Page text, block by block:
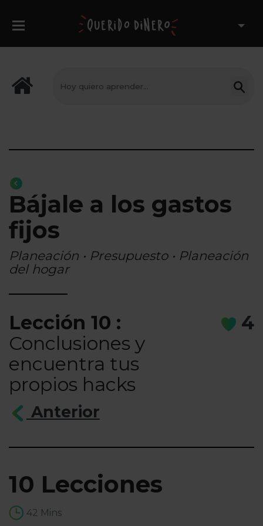
Bájale a los gastos
fijos
Planeación • Presupuesto • Planeación
del hogar
Lección 10 :
Conclusiones y
encuentra tus
propios hacks
4
Anterior
10 Lecciones
42 Mins